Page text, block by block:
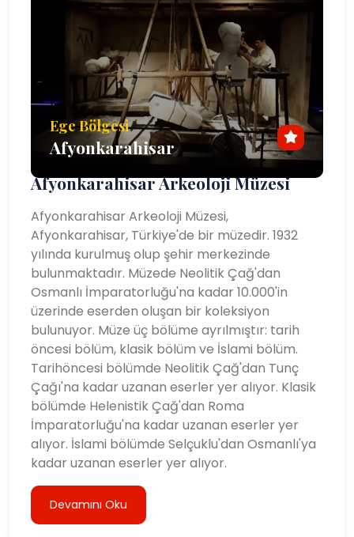
Ege Bölgesi
Afyonkarahisar
Afyonkarahisar Arkeoloji Müzesi
Afyonkarahisar Arkeoloji Müzesi,
Afyonkarahisar, Türkiye'de bir müzedir. 1932
yılında kurulmuş olup şehir merkezinde
bulunmaktadır. Müzede Neolitik Çağ'dan
Osmanlı İmparatorluğu'na kadar 10.000'in
üzerinde eserden oluşan bir koleksiyon
bulunuyor. Müze üç bölüme ayrılmıştır: tarih
öncesi bölüm, klasik bölüm ve İslami bölüm.
Tarihöncesi bölümde Neolitik Çağ'dan Tunç
Çağı'na kadar uzanan eserler yer alıyor. Klasik
bölümde Helenistik Çağ'dan Roma
İmparatorluğu'na kadar uzanan eserler yer
alıyor. İslami bölümde Selçuklu'dan Osmanlı'ya
kadar uzanan eserler yer alıyor.
Devamını Oku